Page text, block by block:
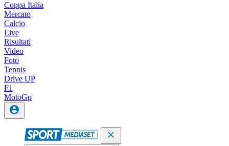
Coppa Italia
Mercato
Calcio
Live
Risultati
Video
Foto
Tennis
Drive UP
F1
MotoGp